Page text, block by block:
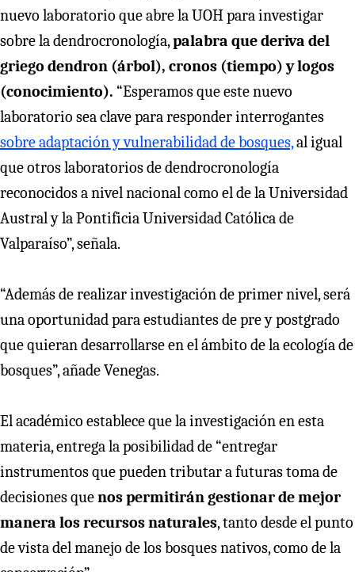
nuevo laboratorio que abre la UOH para investigar
sobre la dendrocronología,palabra que deriva del
griego dendron (árbol), cronos (tiempo) y logos
(conocimiento). “Esperamos que este nuevo
laboratorio sea clave para responder interrogantes
sobre adaptación y vulnerabilidad de bosques,al igual
que otros laboratorios de dendrocronología
reconocidos a nivel nacional como el de la Universidad
Austral y la Pontificia Universidad Católica de
Valparaíso”, señala.
“Además de realizar investigación de primer nivel, será
una oportunidad para estudiantes de pre y postgrado
que quieran desarrollarse en el ámbito de la ecología de
bosques”, añade Venegas.
El académico establece que la investigación en esta
materia, entrega la posibilidad de “entregar
instrumentos que pueden tributar a futuras toma de
decisiones quenos permitirán gestionar de mejor
manera los recursos naturales, tanto desde el punto
de vista del manejo de los bosques nativos, como de la